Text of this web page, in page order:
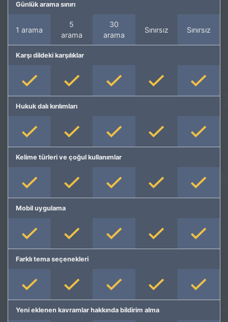
Günlük arama sınırı
1 arama
5
arama
30
arama
Sınırsız Sınırsız
Karşı dildeki karşılıklar
Hukuk dalı kırılımları
Kelime türleri ve çoğul kullanımlar
Mobil uygulama
Farklı tema seçenekleri
Yeni eklenen kavramlar hakkında bildirim alma